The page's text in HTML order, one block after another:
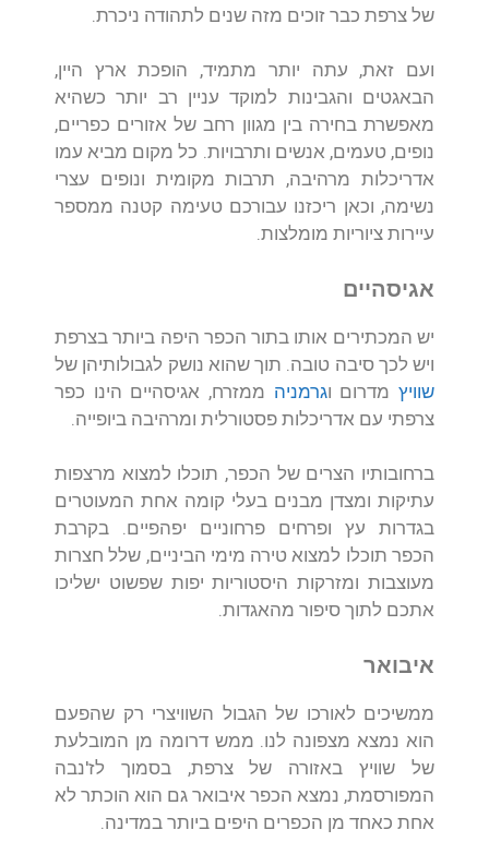
של צרפת כבר זוכים מזה שנים לתהודה ניכרת.
ועם זאת, עתה יותר מתמיד, הופכת ארץ היין,
הבאגטים והגבינות למוקד עניין רב יותר כשהיא
מאפשרת בחירה בין מגוון רחב של אזורים כפריים,
נופים, טעמים, אנשים ותרבויות. כל מקום מביא עמו
אדריכלות מרהיבה, תרבות מקומית ונופים עצרי
נשימה, וכאן ריכזנו עבורכם טעימה קטנה ממספר
עיירות ציוריות מומלצות.
אגיסהיים
יש המכתירים אותו בתור הכפר היפה ביותר בצרפת
ויש לכך סיבה טובה. תוך שהוא נושק לגבולותיהן של
שוויץמדרום וגרמניה ממזרח, אגיסהיים הינו כפר
צרפתי עם אדריכלות פסטורלית ומרהיבה ביופייה.
ברחובותיו הצרים של הכפר, תוכלו למצוא מרצפות
עתיקות ומצדן מבנים בעלי קומה אחת המעוטרים
בגדרות עץ ופרחים פרחוניים יפהפיים. בקרבת
הכפר תוכלו למצוא טירה מימי הביניים, שלל חצרות
מעוצבות ומזרקות היסטוריות יפות שפשוט ישליכו
אתכם לתוך סיפור מהאגדות.
איבואר
ממשיכים לאורכו של הגבול השוויצרי רק שהפעם
הוא נמצא מצפונה לנו. ממש דרומה מן המובלעת
של שוויץ באזורה של צרפת, בסמוך לז'נבה
המפורסמת, נמצא הכפר איבואר גם הוא הוכתר לא
אחת כאחד מן הכפרים היפים ביותר במדינה.